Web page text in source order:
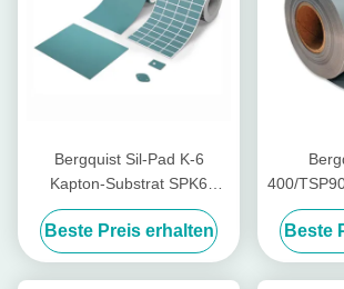
Bergquist Sil-Pad K-6
Kapton-Substrat SPK6
thermisch leitfähiges
Silikonpad
Beste Preis erhalten
400/
Beste